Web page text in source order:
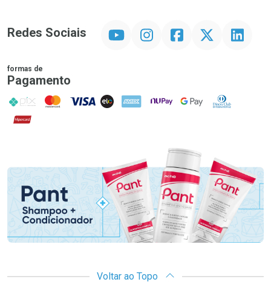
Redes Sociais InstagramFacebookTwitter Linkedin
formas de
Pagamento
PIX MasterCard
VISA ELO AMEX NuPay Google PayDiners Club
Hipercard
Voltar ao Topo